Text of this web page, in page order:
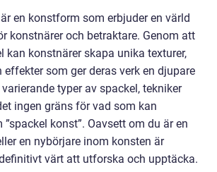
en konstform som erbjuder en värld
konstnärer och betraktare. Genom att
kan konstnärer skapa unika texturer,
som ger deras verk en djupare
typer av spackel, tekniker
ingen gräns för vad som kan
konst”. Oavsett om du är en
en nybörjare inom konsten är
värt att utforska och upptäcka.